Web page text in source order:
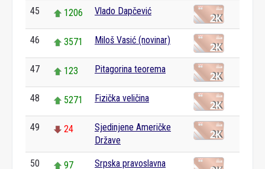
45 1206 Vlado Dapčević
46 3571 Miloš Vasić (novinar)
47 123 Pitagorina teorema
48 5271 Fizička veličina
49 24
Sjedinjene Američke
Države
50 97
Srpska pravoslavna